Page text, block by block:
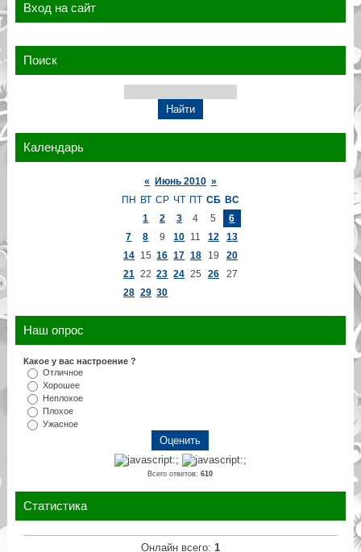
Вход на сайт
Поиск
Календарь
« Июнь 2010 »
ПН ВТ СР ЧТ ПТ СБ ВС
1
2 3 4 5
6
7
8 9 10 11 12
13
14 15 16 17 18 19
20
21 22 23 24 25 26
27
28 29 30
Наш опрос
Какое у вас настроение ?
Отличное
Хорошее
Неплохое
Плохое
Ужасное
Всего ответов:610
Статистика
Онлайн всего: 1